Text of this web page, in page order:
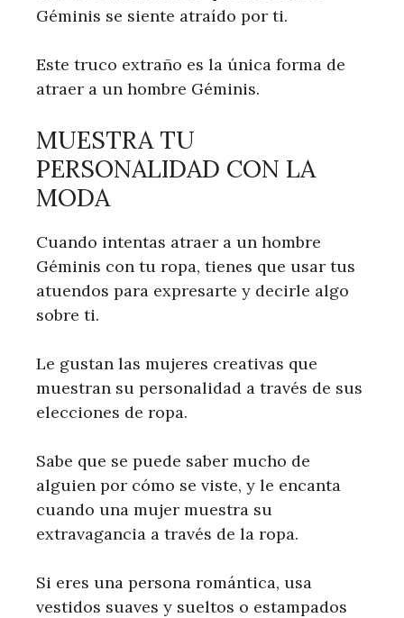
Géminis se siente atraído por ti.
Este truco extraño es la única forma de
atraer a un hombre Géminis.
MUESTRA TU
PERSONALIDAD CON LA
MODA
Cuando intentas atraer a un hombre
Géminis con tu ropa, tienes que usar tus
atuendos para expresarte y decirle algo
sobre ti.
Le gustan las mujeres creativas que
muestran su personalidad a través de sus
elecciones de ropa.
Sabe que se puede saber mucho de
alguien por cómo se viste, y le encanta
cuando una mujer muestra su
extravagancia a través de la ropa.
Si eres una persona romántica, usa
vestidos suaves y sueltos o estampados